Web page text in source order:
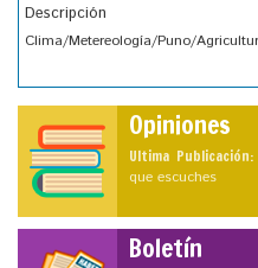
Descripción
Clima/Metereología/Puno/
Opiniones
Ultima Publicación:
que escuches
Boletín